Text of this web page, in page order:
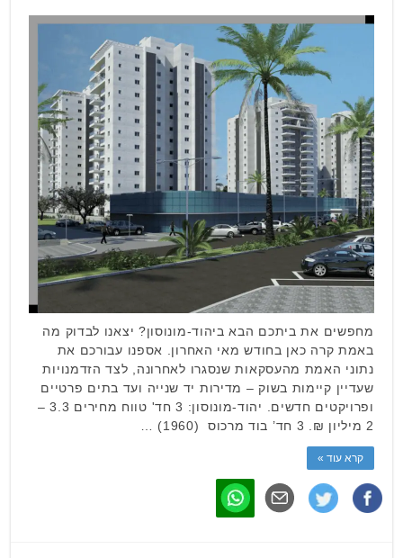
מחפשים את ביתכם הבא ביהוד-מונוסון? יצאנו לבדוק מה
באמת קרה כאן בחודש מאי האחרון. אספנו עבורכם את
נתוני האמת מהעסקאות שנסגרו לאחרונה, לצד הזדמנויות
שעדיין קיימות בשוק – מדירות יד שנייה ועד בתים פרטיים
ופרויקטים חדשים. יהוד-מונוסון: 3 חד' טווח מחירים 3.3 –
2 מיליון ₪. 3 חד’ בוד מרכוס (1960) …
קרא עוד »